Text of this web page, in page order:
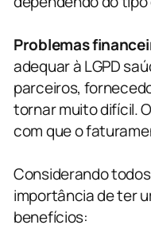
Problemas
adequar à LGPD
parceiros,
tornar muito difícil.
com que o
Considerando
importância de ter
benefícios: